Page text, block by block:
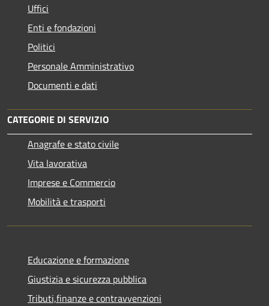
Uffici
Enti e fondazioni
Politici
Personale Amministrativo
Documenti e dati
CATEGORIE DI SERVIZIO
Anagrafe e stato civile
Vita lavorativa
Imprese e Commercio
Mobilità e trasporti
Educazione e formazione
Giustizia e sicurezza pubblica
Tributi,finanze e contravvenzioni